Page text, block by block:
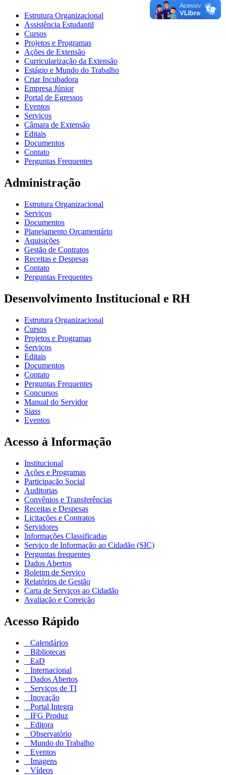
Estrutura Organizacional
Assistência Estudantil
Cursos
Projetos e Programas
Ações de Extensão
Curricularização da Extensão
Estágio e Mundo do Trabalho
Criar Incubadora
Empresa Júnior
Portal de Egressos
Eventos
Serviços
Câmara de Extensão
Editais
Documentos
Contato
Perguntas Frequentes
Administração
Estrutura Organizacional
Serviços
Documentos
Planejamento Orçamentário
Aquisições
Gestão de Contratos
Receitas e Despesas
Contato
Perguntas Frequentes
Desenvolvimento Institucional e RH
Estrutura Organizacional
Cursos
Projetos e Programas
Serviços
Editais
Documentos
Contato
Perguntas Frequentes
Concursos
Manual do Servidor
Siass
Eventos
Acesso à Informação
Institucional
Ações e Programas
Participação Social
Auditorias
Convênios e Transferências
Receitas e Despesas
Licitações e Contratos
Servidores
Informações Classificadas
Serviço de Informação ao Cidadão (SIC)
Perguntas frequentes
Dados Abertos
Boletim de Serviço
Relatórios de Gestão
Carta de Serviços ao Cidadão
Avaliação e Correição
Acesso Rápido
Calendários
Bibliotecas
EaD
Internacional
Dados Abertos
Serviços de TI
Inovação
Portal Integra
IFG Produz
Editora
Observatório
Mundo do Trabalho
Eventos
Imagens
Vídeos